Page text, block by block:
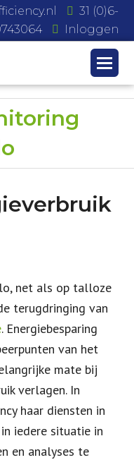
31 (0)6-
Inloggen
net als op talloze
terugdringing van
. Energiebesparing
van het
mate bij
verlagen. In
haar diensten in
iedere situatie in
en analyses te